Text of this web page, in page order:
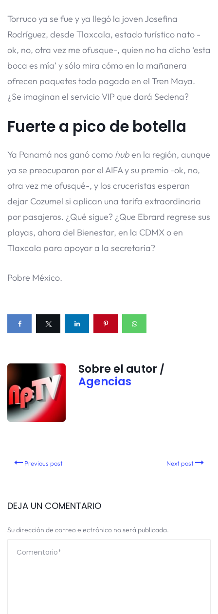
Torruco ya se fue y ya llegó la joven Josefina
Rodríguez, desde Tlaxcala, estado turístico nato -
ok, no, otra vez me ofusque-, quien no ha dicho ‘esta
boca es mía’ y sólo mira cómo en la mañanera
ofrecen paquetes todo pagado en el Tren Maya.
¿Se imaginan el servicio VIP que dará Sedena?
Fuerte a pico de botella
Ya Panamá nos ganó como huben la región, aunque
ya se preocuparon por el AIFA y su premio -ok, no,
otra vez me ofusqué-, y los cruceristas esperan
dejar Cozumel si aplican una tarifa extraordinaria
por pasajeros. ¿Qué sigue? ¿Que Ebrard regrese sus
playas, ahora del Bienestar, en la CDMX o en
Tlaxcala para apoyar a la secretaria?
Pobre México.
Sobre el autor /
Agencias
Previous post Next post
DEJA UN COMENTARIO
Su dirección de correo electrónico no será publicada.